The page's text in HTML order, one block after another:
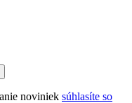
noviniek súhlasíte so